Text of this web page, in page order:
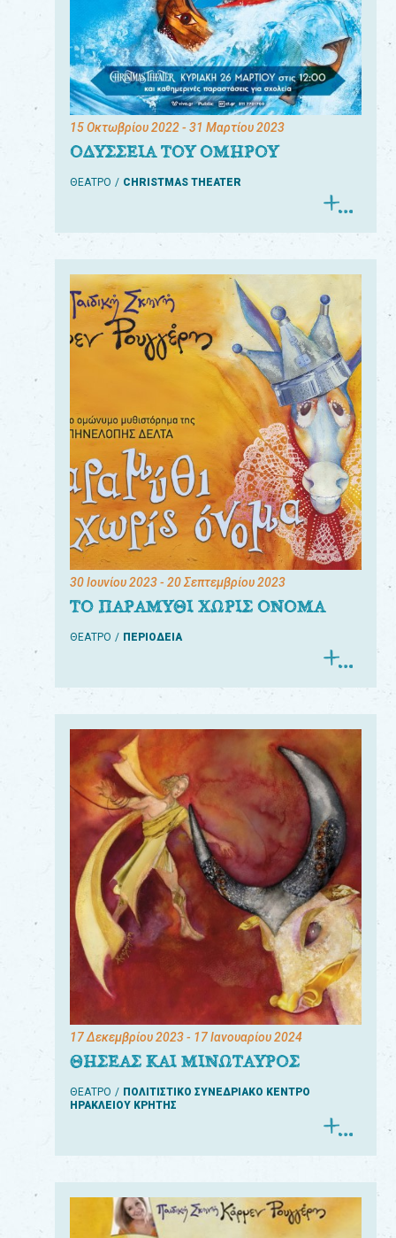
15 Οκτωβρίου 2022- 31 Μαρτίου 2023
ΟΔΥΣΣΕΙΑ ΤΟΥ ΟΜΗΡΟΥ
ΘΕΑΤΡΟ CHRISTMAS THEATER
30 Ιουνίου 2023- 20 Σεπτεμβρίου 2023
ΤΟ ΠΑΡΑΜΥΘΙ ΧΩΡΙΣ ΟΝΟΜΑ
ΘΕΑΤΡΟ ΠΕΡΙΟΔΕΙΑ
17 Δεκεμβρίου 2023- 17 Ιανουαρίου 2024
ΘΗΣΕΑΣ ΚΑΙ ΜΙΝΩΤΑΥΡΟΣ
ΘΕΑΤΡΟ
ΠΟΛΙΤΙΣΤΙΚΟ ΣΥΝΕΔΡΙΑΚΟ ΚΕΝΤΡΟ
ΗΡΑΚΛΕΙΟΥ ΚΡΗΤΗΣ